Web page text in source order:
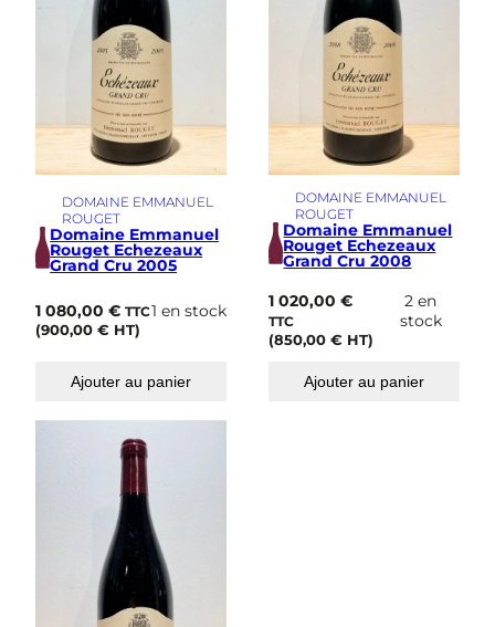
DOMAINE EMMANUEL
ROUGET
Domaine Emmanuel
Rouget Echezeaux
Grand Cru 2005
1 080,00€ TTC
(900,00€ HT)
1 en stock
Ajouter au panier
DOMAINE EMMANUEL
ROUGET
Domaine Emmanuel
Rouget Echezeaux
Grand Cru 2008
1 020,00€
TTC
(850,00€ HT)
2 en
stock
Ajouter au panier